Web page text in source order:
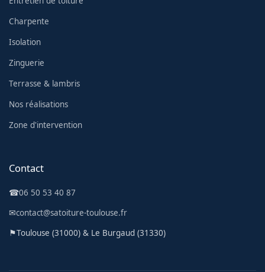
Charpente
Isolation
Zinguerie
Terrasse & lambris
Nos réalisations
Zone d'intervention
Contact
☎06 50 53 40 87
✉contact@satoiture-toulouse.fr
⚑Toulouse (31000) & Le Burgaud (31330)